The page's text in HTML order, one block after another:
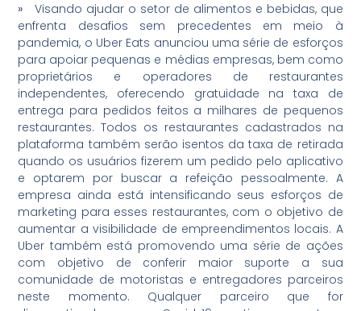
» Visando ajudar o setor de alimentos e bebidas, que
enfrenta desafios sem precedentes em meio à
pandemia, o Uber Eats anunciou uma série de esforços
para apoiar pequenas e médias empresas, bem como
proprietários e operadores de restaurantes
independentes, oferecendo gratuidade na taxa de
entrega para pedidos feitos a milhares de pequenos
restaurantes. Todos os restaurantes cadastrados na
plataforma também serão isentos da taxa de retirada
quando os usuários fizerem um pedido pelo aplicativo
e optarem por buscar a refeição pessoalmente. A
empresa ainda está intensificando seus esforços de
marketing para esses restaurantes, com o objetivo de
aumentar a visibilidade de empreendimentos locais. A
Uber também está promovendo uma série de ações
com objetivo de conferir maior suporte a sua
comunidade de motoristas e entregadores parceiros
neste momento. Qualquer parceiro que for